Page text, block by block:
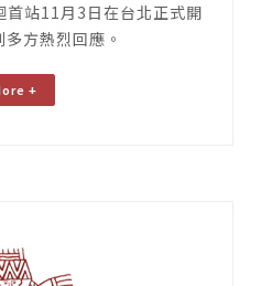
首站11月3日在台北正式開
方熱烈回應。
+